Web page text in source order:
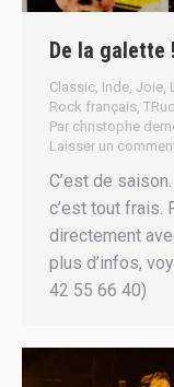
De la galette !
Classic, Inde, Joie,
Rock français,
Par christophe
Laisser un
C’est de
c’est tout frais.
directement
plus d’infos,
42 55 66 40)